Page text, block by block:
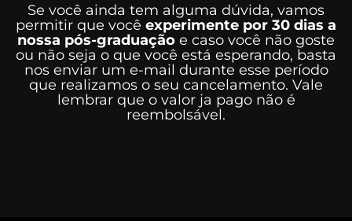
Se você ainda tem alguma dúvida, vamos
permitir que você experimente por 30 dias a
nossa pós-graduação e caso você não goste
ou não seja o que você está esperando, basta
nos enviar um e-mail durante esse período
que realizamos o seu cancelamento. Vale
lembrar que o valor ja pago não é
reembolsável.